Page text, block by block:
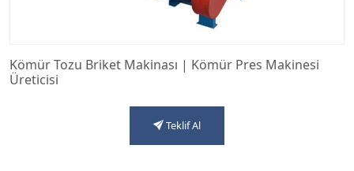
Kömür Tozu Briket Makinası | Kömür Pres Makinesi
Üreticisi
Teklif Al